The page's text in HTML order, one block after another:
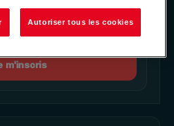
m'inscris
Autoriser tous les cookies